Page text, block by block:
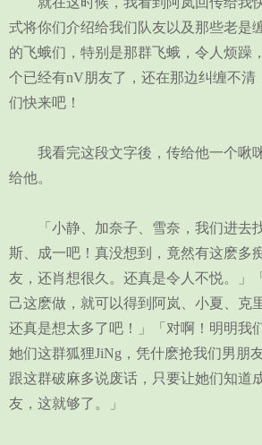
式将你们介绍给我们队友以及那些老是
的飞蛾们，特别是那群飞蛾，令人烦躁
个已经有nV朋友了，还在那边纠缠不清
们快来吧！
我看完这段文字後，传给他一个啾
给他。
「小静、加奈子、雪奈，我们进去
斯、成一吧！真没想到，竟然有这麽多
友，还肖想很久。还真是令人不悦。」
己这麽做，就可以得到阿岚、小夏、克
还真是想太多了吧！」「对啊！明明我
她们这群狐狸JiNg，凭什麽抢我们男朋
跟这群破麻多说废话，只要让她们知道
友，这就够了。」